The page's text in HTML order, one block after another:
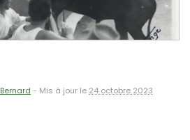
Bernard - Mis à jour le 24 octobre 2023